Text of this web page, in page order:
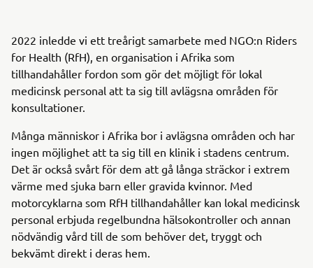
2022 inledde vi ett treårigt samarbete med NGO:n Riders
for Health (RfH), en organisation i Afrika som
tillhandahåller fordon som gör det möjligt för lokal
medicinsk personal att ta sig till avlägsna områden för
konsultationer.
Många människor i Afrika bor i avlägsna områden och har
ingen möjlighet att ta sig till en klinik i stadens centrum.
Det är också svårt för dem att gå långa sträckor i extrem
värme med sjuka barn eller gravida kvinnor. Med
motorcyklarna som RfH tillhandahåller kan lokal medicinsk
personal erbjuda regelbundna hälsokontroller och annan
nödvändig vård till de som behöver det, tryggt och
bekvämt direkt i deras hem.